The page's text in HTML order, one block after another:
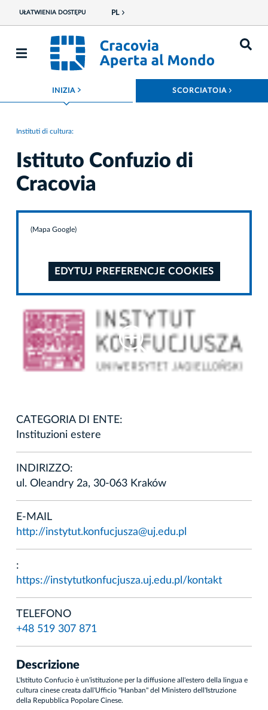
UŁATWIENIA DOSTĘPU PL
INIZIA ROZWIŃ MENU SCORCIATOIA
Instituti di cultura:
Istituto Confuzio di
Cracovia
(Mapa Google)
EDYTUJ PREFERENCJE COOKIES
CATEGORIA DI ENTE:
Instituzioni estere
INDIRIZZO:
ul. Oleandry 2a, 30-063 Kraków
E-MAIL
http://instytut.konfucjusza@uj.edu.pl
:
https://instytutkonfucjusza.uj.edu.pl/kontakt
TELEFONO
+48 519 307 871
Descrizione
L'Istituto Confucio è un'istituzione per la diffusione all'estero della lingua e
cultura cinese creata dall'Ufficio "Hanban" del Ministero dell'Istruzione
della Repubblica Popolare Cinese.